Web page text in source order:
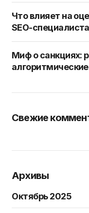
Что влияет на
SEO-специалиста
Миф о санкциях:
Свежие
Архивы
Октябрь 2025